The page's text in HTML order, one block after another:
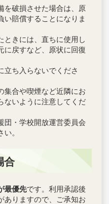
を破損させた場合は、原
い賠償することになりま
ときには、直ちに使用し
に戻すなど、原状に回復
立ち入らないでくださ
集合や喫煙など近隣にお
ないように注意してくだ
団・学校開放運営委員会
。
合
最優先です。利用承認後
ありますので、ご承知お